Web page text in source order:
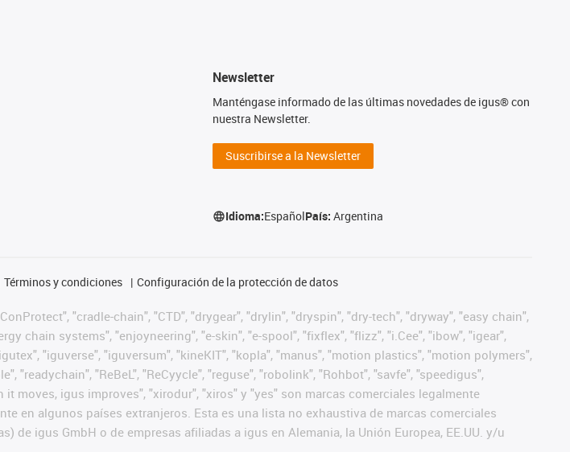
Newsletter
Manténgase informado de las últimas novedades de igus® con
nuestra Newsletter.
Suscribirse a la Newsletter
Idioma:EspañolPaís:Argentina
Términos y condiciones Configuración de la protección de datos
"cradle-chain", "CTD", "drygear", "drylin", "dryspin", "dry-tech", "dryway", "easy chain",
chain systems", "enjoyneering", "e-skin", "e-spool", "fixflex", "flizz", "i.Cee", "ibow", "igear",
"iguverse", "iguversum", "kineKIT", "kopla", "manus", "motion plastics", "motion polymers",
"readychain", "ReBeL", "ReCyycle", "reguse", "robolink", "Rohbot", "savfe", "speedigus",
moves, igus improves", "xirodur", "xiros" y "yes" son marcas comerciales legalmente
en algunos países extranjeros. Esta es una lista no exhaustiva de marcas comerciales
igus GmbH o de empresas afiliadas a igus en Alemania, la Unión Europea, EE.UU. y/u